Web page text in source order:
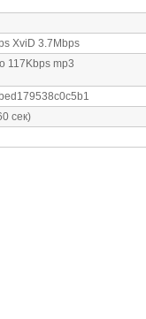
XviD 3.7Mbps
117Kbps mp3
сек)